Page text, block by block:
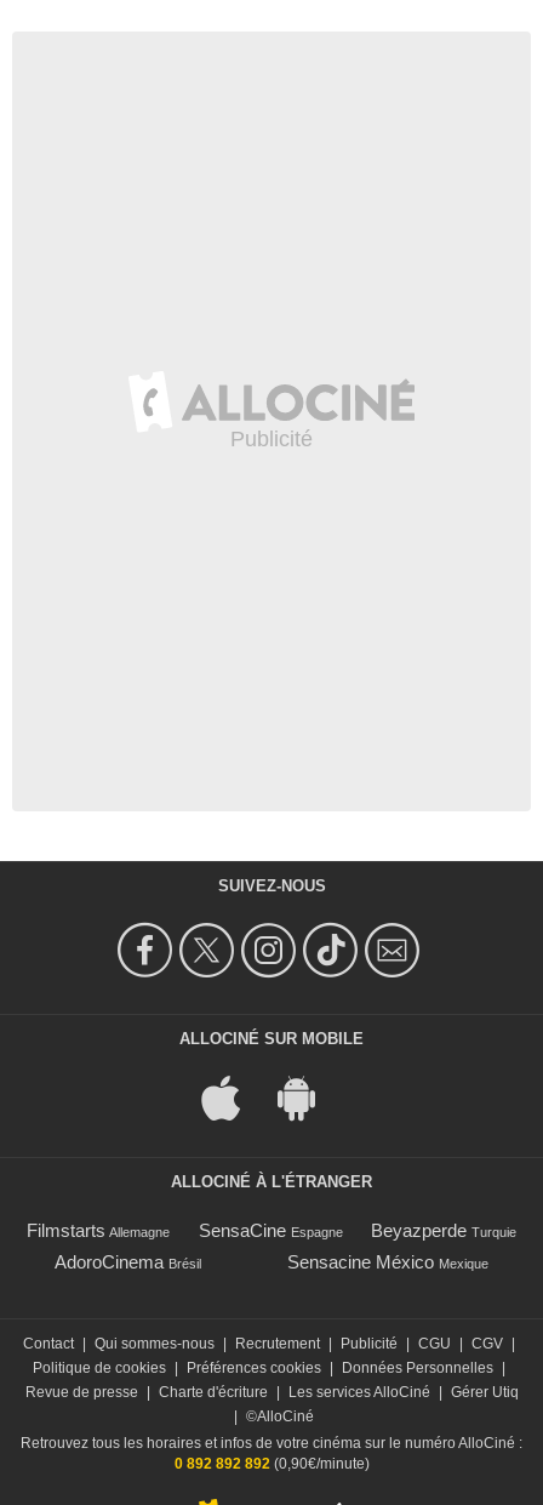
SUIVEZ-NOUS
ALLOCINÉ SUR MOBILE
ALLOCINÉ À L'ÉTRANGER
Filmstarts Allemagne SensaCine Espagne Beyazperde Turquie
AdoroCinema Brésil Sensacine México Mexique
Contact Qui sommes-nous Recrutement Publicité CGU CGV
Politique de cookies
Préférences cookies Données Personnelles
Revue de presse
Charte d'écriture Les services AlloCiné
Gérer Utiq
©AlloCiné
Retrouvez tous les horaires et infos de votre cinéma sur le numéro AlloCiné :
0 892 892 892(0,90€/minute)